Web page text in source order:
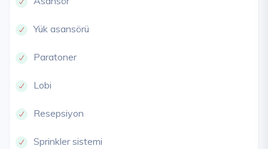
Yük asansörü
Paratoner
Lobi
Resepsiyon
Sprinkler sistemi